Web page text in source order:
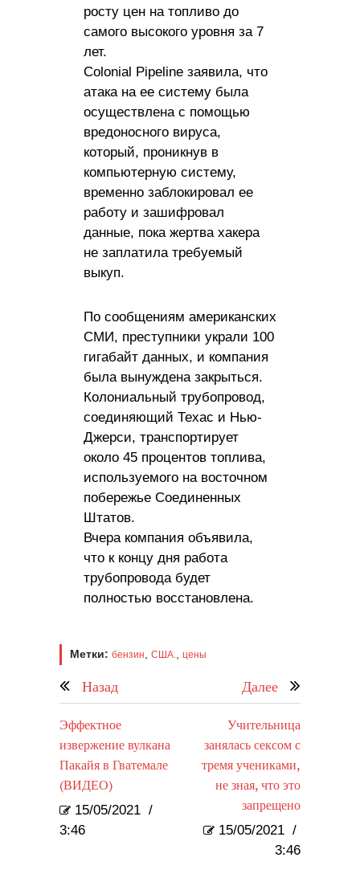
росту цен на топливо до
самого высокого уровня за 7
лет.
Colonial Pipeline заявила, что
атака на ее систему была
осуществлена ​​с помощью
вредоносного вируса,
который, проникнув в
компьютерную систему,
временно заблокировал ее
работу и зашифровал
данные, пока жертва хакера
не заплатила требуемый
выкуп.
По сообщениям американских
СМИ, преступники украли 100
гигабайт данных, и компания
была вынуждена закрыться.
Колониальный трубопровод,
соединяющий Техас и Нью-
Джерси, транспортирует
около 45 процентов топлива,
используемого на восточном
побережье Соединенных
Штатов.
Вчера компания объявила,
что к концу дня работа
трубопровода будет
полностью восстановлена.
Метки: бензин США. цены
Назад Далее
Эффектное
извержение вулкана
Пакайя в Гватемале
(ВИДЕО)
15/05/2021 /
3:46
Учительница
занялась сексом с
тремя учениками,
не зная, что это
запрещено
15/05/2021 /
3:46